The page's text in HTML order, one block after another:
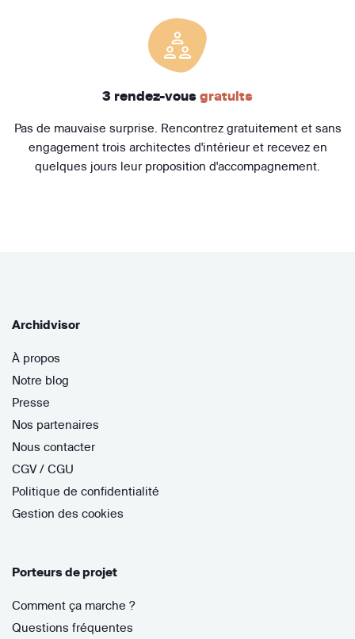
3 rendez-vous gratuits
Pas de mauvaise surprise. Rencontrez gratuitement et sans
engagement trois architectes d'intérieur et recevez en
quelques jours leur proposition d'accompagnement.
Archidvisor
À propos
Notre blog
Presse
Nos partenaires
Nous contacter
CGV / CGU
Politique de confidentialité
Gestion des cookies
Porteurs de projet
Comment ça marche ?
Questions fréquentes